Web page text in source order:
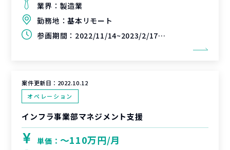
業界： 製造業
勤務地：基本リモート
参画期間： 2022/11/14~2023/2/17(延長可能性あり)
案件更新日： 2022.10.12
オペレーション
インフラ事業部マネジメント支援
単価： 〜110万円/月